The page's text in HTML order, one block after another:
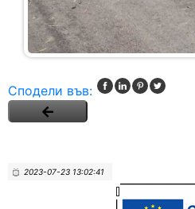
Сподели във:
2023-07-23 13:02:41